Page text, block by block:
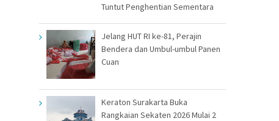
Tuntut Penghentian Sementara
Jelang HUT RI ke-81, Perajin
Bendera dan Umbul-umbul Panen
Cuan
Keraton Surakarta Buka
Rangkaian Sekaten 2026 Mulai 2